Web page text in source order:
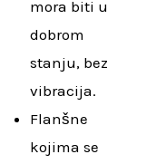
mora biti u
dobrom
stanju, bez
vibracija.
Flanšne
kojima se